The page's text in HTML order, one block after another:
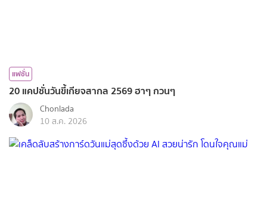
แฟชั่น
20 แคปชั่นวันขี้เกียจสากล 2569 ฮาๆ กวนๆ
Chonlada
10 ส.ค. 2026